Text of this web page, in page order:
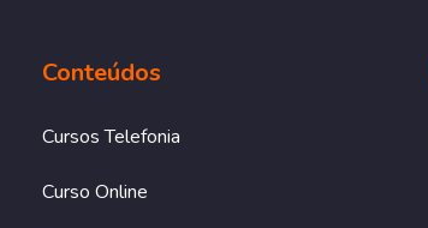
Conteúdos
Cursos Telefonia
Curso Online